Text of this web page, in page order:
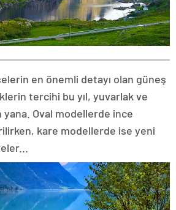
en önemli detayı olan güneş
tercihi bu yıl, yuvarlak ve
Oval modellerde ince
kare modellerde ise yeni